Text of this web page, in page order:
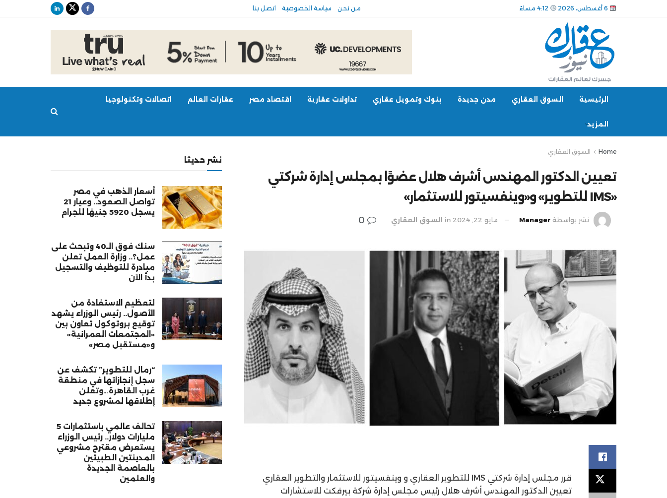
من نحن سياسة الخصوصية اتصل بنا
الرئيسية السوق العقاري مدن جديدة بنوك وتمويل عقاري تداولات عقارية اقتصاد مصر عقارات العالم اتصالات وتكنولوجيا
المزيد
Home السوق العقاري
تعيين الدكتور المهندس أشرف هلال عضوًا بمجلس إدارة شركتي
«IMS للتطوير» و«وينفسيتور للاستثمار»
نشر بواسطة Manager مايو 22, 2024 in السوق العقاري
قرر مجلس إدارة شركتي IMS للتطوير العقاري و وينفسيتور للاستثمار والتطوير العقاري
تعيين الدكتور المهندس أشرف هلال رئيس مجلس إدارة شركة بيرفكت للاستشارات
نشر حديثا
أسعار الذهب في مصر
تواصل الصعود.. وعيار 21
يسجل 5920 جنيهًا للجرام
سنك فوق الـ40 وتبحث على
عمل؟.. وزارة العمل تعلن
مبادرة للتوظيف والتسجيل
بدأ الآن
لتعظيم الاستفادة من
الأصول.. رئيس الوزراء يشهد
توقيع بروتوكول تعاون بين
«المجتمعات العمرانية»
و«مستقبل مصر»
“رمال للتطوير” تكشف عن
سجل إنجازاتها في منطقة
غرب القاهرة…وتعلن
إطلاقها لمشروع جديد
تحالف عالمي باستثمارات 5
مليارات دولار.. رئيس الوزراء
يستعرض مقترح مشروعي
المدينتين الطبيتين
بالعاصمة الجديدة
والعلمين